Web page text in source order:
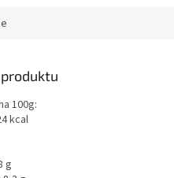
100g:
kcal
g